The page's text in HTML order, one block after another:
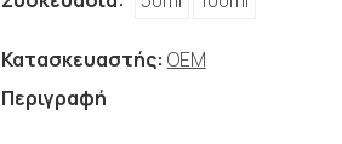
Κατασκευαστής: OEM
Περιγραφή